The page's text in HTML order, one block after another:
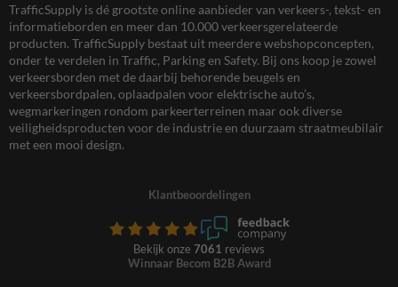
TrafficSupply is dé grootste online aanbieder van verkeers-, tekst- en
informatieborden en meer dan 10.000 verkeersgerelateerde
producten. TrafficSupply bestaat uit meerdere webshopconcepten,
onder te verdelen in Traffic, Parking en Safety. Bij ons koop je zowel
verkeersborden met de daarbij behorende beugels en
verkeersbordpalen, oplaadpalen voor elektrische auto’s,
wegmarkeringen rondom parkeerterreinen maar ook diverse
veiligheidsproducten voor de industrie en duurzaam straatmeubilair
met een mooi design.
Klantbeoordelingen
Bekijk onze 7061 reviews
Winnaar Becom B2B Award